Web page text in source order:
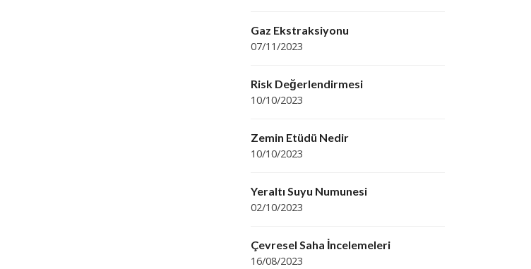
Gaz Ekstraksiyonu
07/11/2023
Risk Değerlendirmesi
10/10/2023
Zemin Etüdü Nedir
10/10/2023
Yeraltı Suyu Numunesi
02/10/2023
Çevresel Saha İncelemeleri
16/08/2023